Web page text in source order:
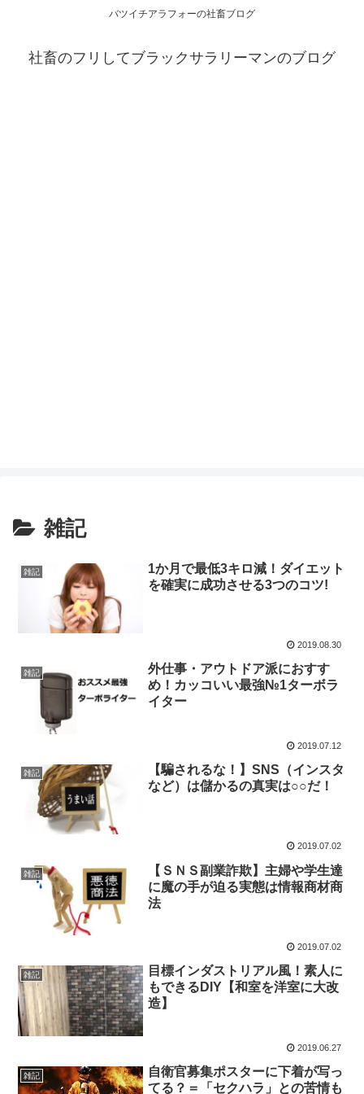
バツイチアラフォーの社畜ブログ
社畜のフリしてブラックサラリーマンのブログ
雑記
雑記
1か月で最低3キロ減！ダイエット
を確実に成功させる3つのコツ!
2019.08.30
雑記
外仕事・アウトドア派におすす
め！カッコいい最強№1ターボラ
イター
2019.07.12
雑記
【騙されるな！】SNS（インスタ
など）は儲かるの真実は○○だ！
2019.07.02
雑記
【ＳＮＳ副業詐欺】主婦や学生達
に魔の手が迫る実態は情報商材商
法
2019.07.02
雑記
目標インダストリアル風！素人に
もできるDIY【和室を洋室に大改
造】
2019.06.27
雑記
自衛官募集ポスターに下着が写っ
てる？＝「セクハラ」との苦情も